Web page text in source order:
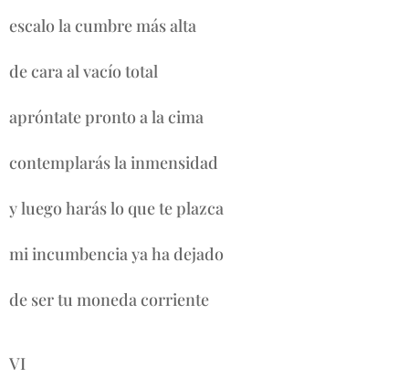
escalo la cumbre más alta
de cara al vacío total
apróntate pronto a la cima
contemplarás la inmensidad
y luego harás lo que te plazca
mi incumbencia ya ha dejado
de ser tu moneda corriente
VI